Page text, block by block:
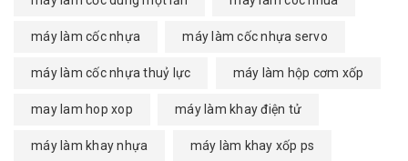
máy làm cốc nhựa máy làm cốc nhựa servo
máy làm cốc nhựa thuỷ lực máy làm hộp cơm xốp
may lam hop xop máy làm khay điện tử
máy làm khay nhựa máy làm khay xốp ps